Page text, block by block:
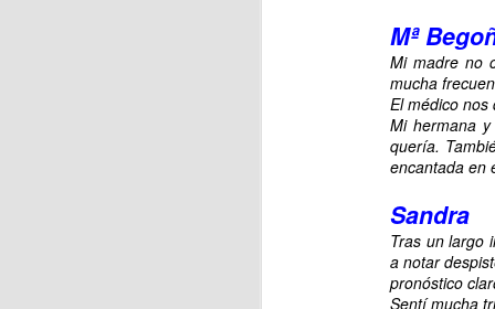
Mª
Mi madre no
mucha
El médico nos
Mi hermana
quería.
encantada en
Sandra
Tras un largo
a notar
pronóstico
Sentí mucha